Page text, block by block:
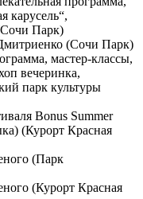
карусель“,
Парк)
(Сочи Парк)
мастер-классы,
вечеринка,
парк культуры
Bonus Summer
(Курорт Красная
(Парк
(Курорт Красная